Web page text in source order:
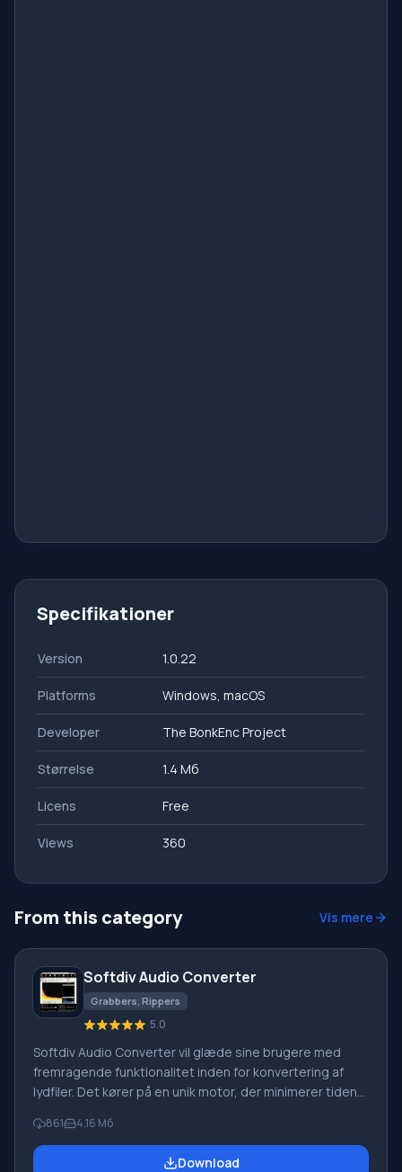
Specifikationer
Version 1.0.22
Platforms Windows, macOS
Developer The BonkEnc Project
Størrelse 1.4 Мб
Licens Free
Views 360
From this category Vis mere
Softdiv Audio Converter
Grabbers, Rippers
5.0
Softdiv Audio Converter vil glæde sine brugere med
fremragende funktionalitet inden for konvertering af
lydfiler. Det kører på en unik motor, der minimerer tiden
kvalitetsniveauet maksimalt! Softdiv Audio Converter
tilbyder understøttelse af et stort antal af de mest
861 4.16 Мб
Download